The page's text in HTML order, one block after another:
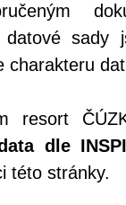
datové sady
charakteru
resort
dle
této stránky.